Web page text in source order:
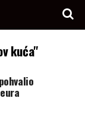
kuća"